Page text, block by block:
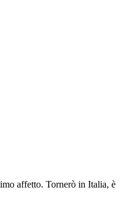
affetto. Tornerò in Italia, è